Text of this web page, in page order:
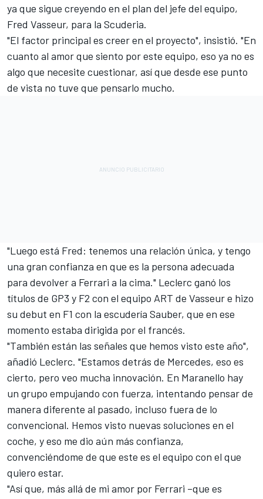
ya que sigue creyendo en el plan del jefe del equipo,
Fred Vasseur, para la Scuderia.
"El factor principal es creer en el proyecto", insistió. "En
cuanto al amor que siento por este equipo, eso ya no es
algo que necesite cuestionar, así que desde ese punto
de vista no tuve que pensarlo mucho.
"Luego está Fred: tenemos una relación única, y tengo
una gran confianza en que es la persona adecuada
para devolver a Ferrari a la cima." Leclerc ganó los
títulos de GP3 y F2 con el equipo ART de Vasseur e hizo
su debut en F1 con la escudería Sauber, que en ese
momento estaba dirigida por el francés.
"También están las señales que hemos visto este año",
añadió Leclerc. "Estamos detrás de Mercedes, eso es
cierto, pero veo mucha innovación. En Maranello hay
un grupo empujando con fuerza, intentando pensar de
manera diferente al pasado, incluso fuera de lo
convencional. Hemos visto nuevas soluciones en el
coche, y eso me dio aún más confianza,
convenciéndome de que este es el equipo con el que
quiero estar.
"Así que, más allá de mi amor por Ferrari –que es